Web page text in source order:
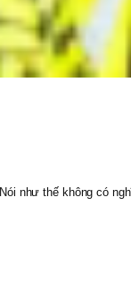
như thế không có